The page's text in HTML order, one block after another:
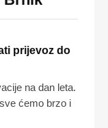
prijevoz do
na dan leta.
ćemo brzo i